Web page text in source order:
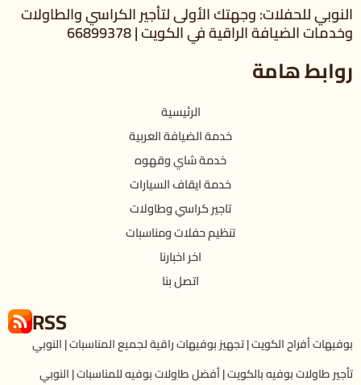
النوبي للحفلات: وجهتك الأولى لتأجير الكراسي والطاولات
وخدمات الضيافة الراقية في الكويت | 66899378
روابط هامة
الرئيسية
خدمة الضيافة العربية
خدمة شاي وقهوه
خدمة ايقاف السيارات
تاجير كراسي وطاولات
تنظيم حفلات ومناسبات
اخر اخبارنا
اتصل بنا
RSS
بوفيهات أفراح الكويت | تجهيز بوفيهات راقية لجميع المناسبات | النوبي
تأجير طاولات بوفيه بالكويت | أفضل طاولات بوفيه للمناسبات | النوبي